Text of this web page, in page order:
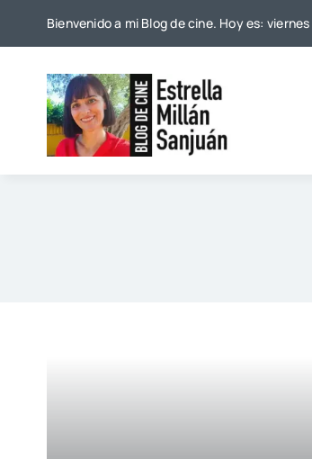
Bienvenido a mi Blog de cine. Hoy es: